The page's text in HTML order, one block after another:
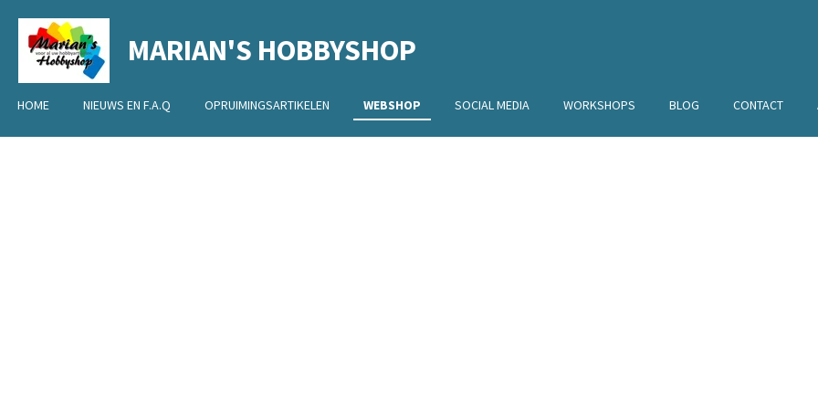
Ga
direct
naar
de
hoofdinhoud
MARIAN'S HOBBYSHOP
HOME NIEUWS EN F.A.Q OPRUIMINGSARTIKELEN WEBSHOP SOCIAL MEDIA WORKSHOPS BLOG CONTACT